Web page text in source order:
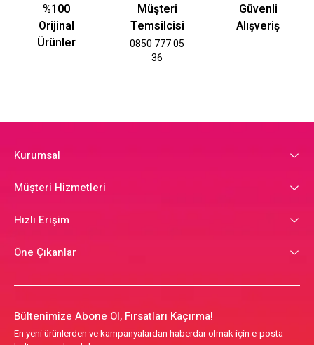
%100
Orijinal
Ürünler
Müşteri
Temsilcisi
0850 777 05
36
Güvenli
Alışveriş
Kurumsal
Müşteri Hizmetleri
Hızlı Erişim
Öne Çıkanlar
Bültenimize Abone Ol, Fırsatları Kaçırma!
En yeni ürünlerden ve kampanyalardan haberdar olmak için e-posta